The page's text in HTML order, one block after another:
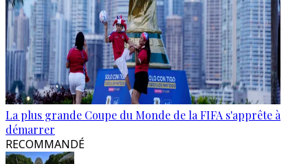
La plus grande Coupe du Monde de la FIFA s'apprête à
démarrer
RECOMMANDÉ